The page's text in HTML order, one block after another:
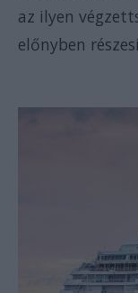
az ilyen
előnyben